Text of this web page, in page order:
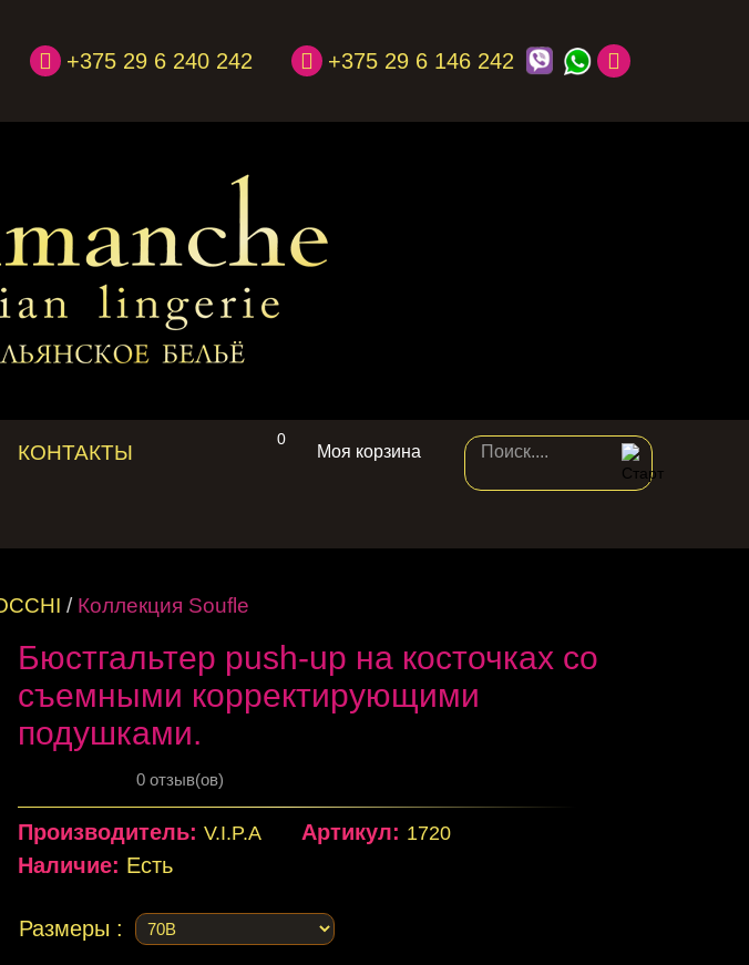
+375 29 6 240 242 +375 29 6 146 242
КОНТАКТЫ
0
Моя корзина
/ Коллекция Soufle
Бюстгальтер push-up на косточках со
съемными корректирующими
подушками.
0 отзыв(ов)
Производитель: V.I.P.A Артикул: 1720
Наличие: Есть
Размеры :